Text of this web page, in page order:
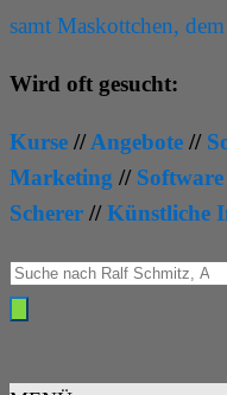
kursekaufen – Kurse
Ansätze & Strategien
Wird oft gesucht:
Kurse //Angebote //
Marketing // Software
Scherer //Künstliche
Products
search